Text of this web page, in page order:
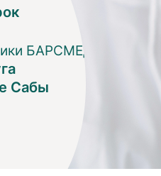
БАРСМЕД:
Сабы